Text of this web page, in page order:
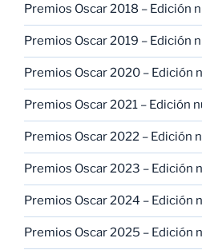
Premios Oscar 2018 – Edición
Premios Oscar 2019 – Edición
Premios Oscar 2020 – Edición
Premios Oscar 2021 – Edición
Premios Oscar 2022 – Edición
Premios Oscar 2023 – Edición
Premios Oscar 2024 – Edición
Premios Oscar 2025 – Edición